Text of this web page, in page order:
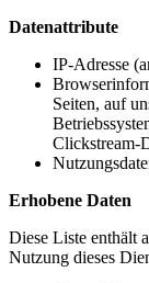
Datenattribute
IP-Adresse
Seiten, auf
Clickstream-
Erhobene Daten
Diese Liste enthält
Nutzung dieses